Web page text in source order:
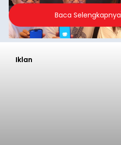
Baca Selengkapnya
Iklan